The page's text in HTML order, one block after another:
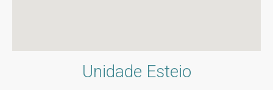
Unidade Esteio